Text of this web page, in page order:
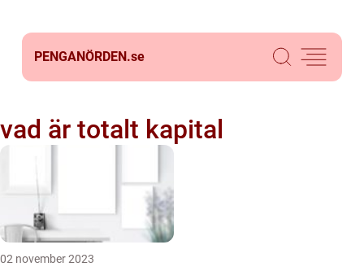
PENGANÖRDEN.se
vad är totalt kapital
02 november 2023